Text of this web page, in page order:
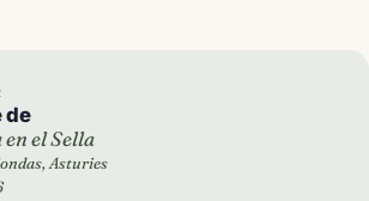
de
el Sella
Asturies